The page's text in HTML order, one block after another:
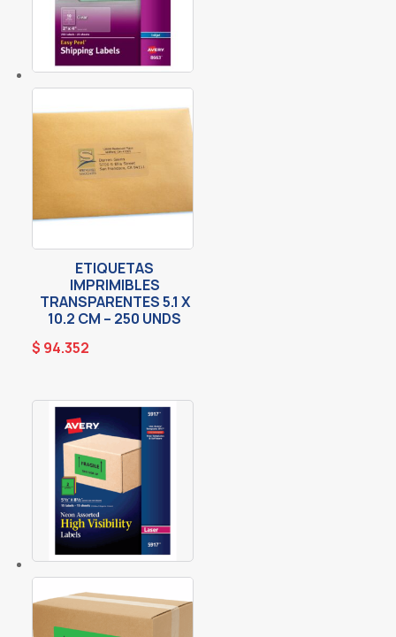
ETIQUETAS
IMPRIMIBLES
TRANSPARENTES 5.1 X
10.2 CM – 250 UNDS
$ 94.352